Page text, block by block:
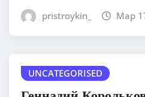
pristroykin_ Мар
UNCATEGORISED